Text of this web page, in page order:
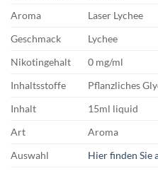
Aroma
Laser Lychee
Geschmack
Lychee
Nikotingehalt
0 mg/ml
Inhaltsstoffe
Pflanzliches
Inhalt
15ml liquid
Art
Aroma
Auswahl
Hier finden Sie